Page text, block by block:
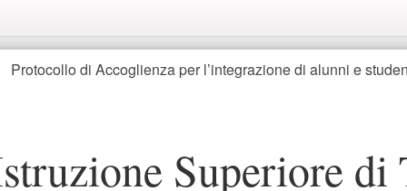
Protocollo di Accoglienza per l’integrazione di alunni e
Superiore di